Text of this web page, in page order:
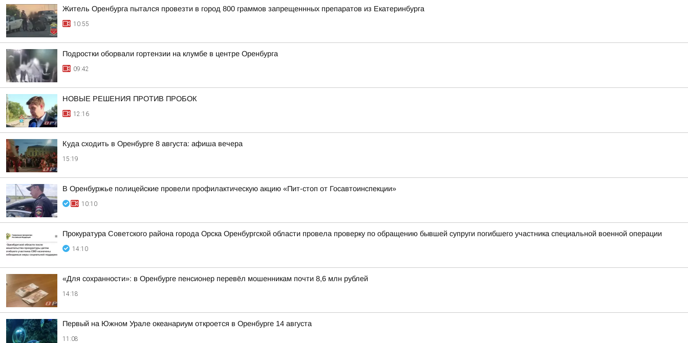
Житель Оренбурга пытался провезти в город 800 граммов запрещеннных препаратов из Екатеринбурга
10:55
Подростки оборвали гортензии на клумбе в центре Оренбурга
09:42
НОВЫЕ РЕШЕНИЯ ПРОТИВ ПРОБОК
12:16
Куда сходить в Оренбурге 8 августа: афиша вечера
15:19
В Оренбуржье полицейские провели профилактическую акцию «Пит-стоп от Госавтоинспекции»
10:10
Прокуратура Советского района города Орска Оренбургской области провела проверку по обращению бывшей супруги погибшего участника специальной военной операции
14:10
«Для сохранности»: в Оренбурге пенсионер перевёл мошенникам почти 8,6 млн рублей
14:18
Первый на Южном Урале океанариум откроется в Оренбурге 14 августа
11:08